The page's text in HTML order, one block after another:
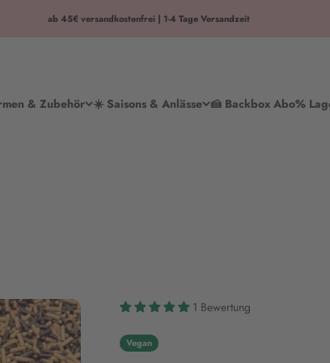
ab 45€ versandkostenfrei | 1-4 Tage Versandzeit
& Zubehör ☀️ Saisons & Anlässe 🍰 Backbox Abo%
1 Bewertung
Vegan